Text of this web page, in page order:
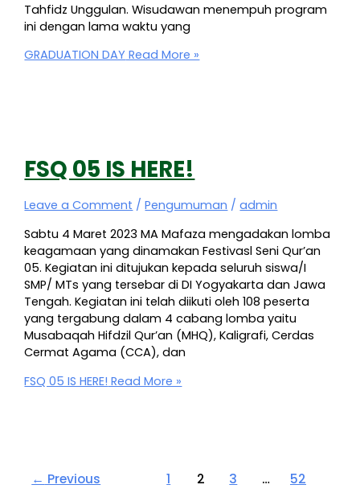
Tahfidz Unggulan. Wisudawan menempuh program
ini dengan lama waktu yang
GRADUATION DAY Read More »
FSQ 05 IS HERE!
Leave a Comment /Pengumuman /admin
Sabtu 4 Maret 2023 MA Mafaza mengadakan lomba
keagamaan yang dinamakan Festivasl Seni Qur’an
05. Kegiatan ini ditujukan kepada seluruh siswa/I
SMP/ MTs yang tersebar di DI Yogyakarta dan Jawa
Tengah. Kegiatan ini telah diikuti oleh 108 peserta
yang tergabung dalam 4 cabang lomba yaitu
Musabaqah Hifdzil Qur’an (MHQ), Kaligrafi, Cerdas
Cermat Agama (CCA), dan
FSQ 05 IS HERE! Read More »
← Previous 1 2 3 …
52